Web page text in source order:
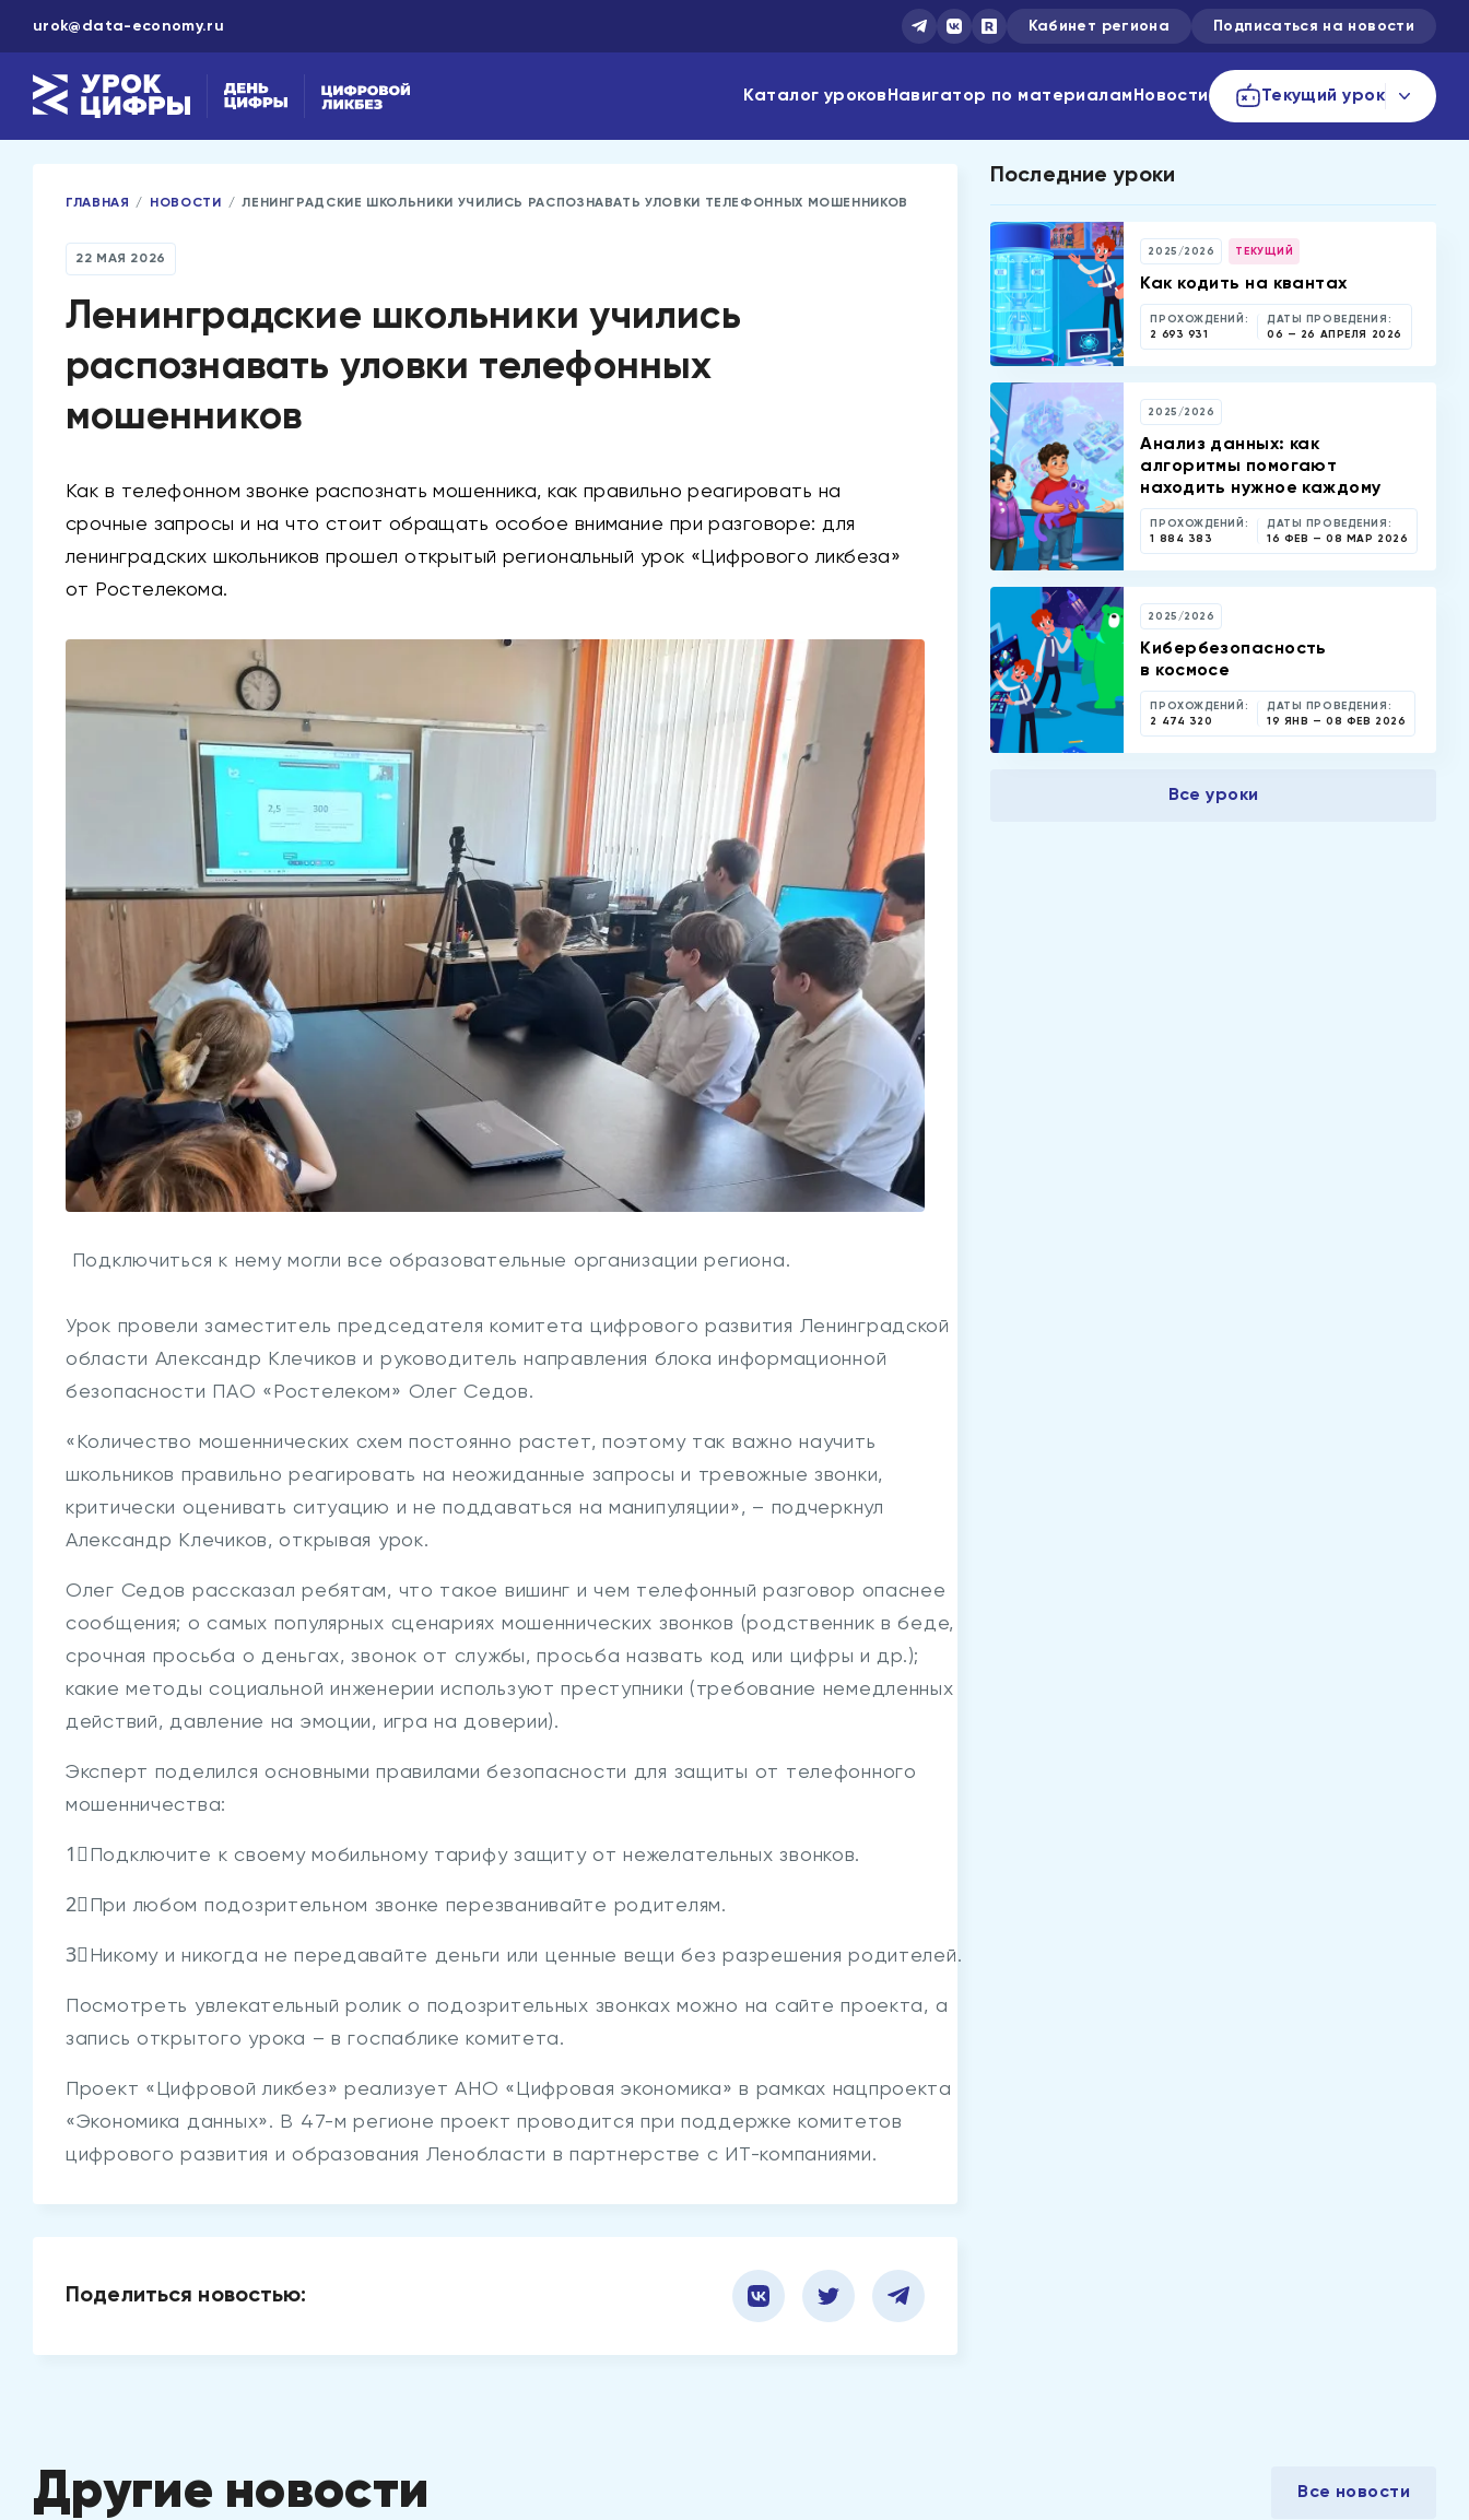
urok@data-economy.ru Кабинет региона Подписаться на новости
Каталог уроков Навигатор по материалам Новости Текущий урок
ГЛАВНАЯ / НОВОСТИ / ЛЕНИНГРАДСКИЕ ШКОЛЬНИКИ УЧИЛИСЬ РАСПОЗНАВАТЬ УЛОВКИ ТЕЛЕФОННЫХ МОШЕННИКОВ
22 МАЯ 2026
Ленинградские школьники учились
распознавать уловки телефонных
мошенников
Как в телефонном звонке распознать мошенника, как правильно реагировать на
срочные запросы и на что стоит обращать особое внимание при разговоре: для
ленинградских школьников прошел открытый региональный урок «Цифрового ликбеза»
от Ростелекома.
Подключиться к нему могли все образовательные организации региона.
Урок провели заместитель председателя комитета цифрового развития Ленинградской
области Александр Клечиков и руководитель направления блока информационной
безопасности ПАО «Ростелеком» Олег Седов.
«Количество мошеннических схем постоянно растет, поэтому так важно научить
школьников правильно реагировать на неожиданные запросы и тревожные звонки,
критически оценивать ситуацию и не поддаваться на манипуляции», – подчеркнул
Александр Клечиков, открывая урок.
Олег Седов рассказал ребятам, что такое вишинг и чем телефонный разговор опаснее
сообщения; о самых популярных сценариях мошеннических звонков (родственник в беде,
срочная просьба о деньгах, звонок от службы, просьба назвать код или цифры и др.);
какие методы социальной инженерии используют преступники (требование немедленных
действий, давление на эмоции, игра на доверии).
Эксперт поделился основными правилами безопасности для защиты от телефонного
мошенничества:
1⃣Подключите к своему мобильному тарифу защиту от нежелательных звонков.
2⃣При любом подозрительном звонке перезванивайте родителям.
3⃣Никому и никогда не передавайте деньги или ценные вещи без разрешения родителей.
Посмотреть увлекательный ролик о подозрительных звонках можно на сайте проекта, а
запись открытого урока – в госпаблике комитета.
Проект «Цифровой ликбез» реализует АНО «Цифровая экономика» в рамках нацпроекта
«Экономика данных». В 47-м регионе проект проводится при поддержке комитетов
цифрового развития и образования Ленобласти в партнерстве с ИТ-компаниями.
Поделиться новостью:
Последние уроки
2025/2026 ТЕКУЩИЙ
Как кодить на квантах
ПРОХОЖДЕНИЙ:
2 693 931
ДАТЫ ПРОВЕДЕНИЯ:
06 — 26 АПРЕЛЯ 2026
2025/2026
Анализ данных: как
алгоритмы помогают
находить нужное каждому
ПРОХОЖДЕНИЙ:
1 884 383
ДАТЫ ПРОВЕДЕНИЯ:
16 ФЕВ — 08 МАР 2026
2025/2026
Кибербезопасность
в космосе
ПРОХОЖДЕНИЙ:
2 474 320
ДАТЫ ПРОВЕДЕНИЯ:
19 ЯНВ — 08 ФЕВ 2026
Все уроки
Другие новости Все новости